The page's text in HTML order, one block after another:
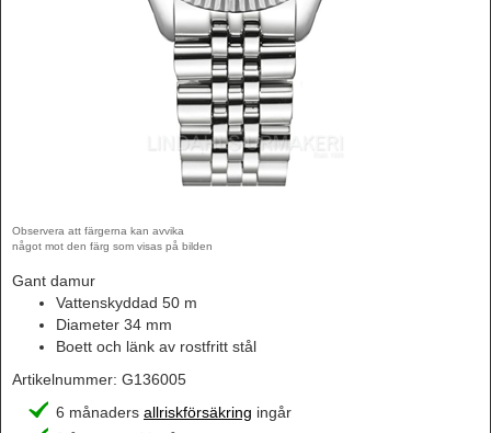
Observera att färgerna kan avvika
något mot den färg som visas på bilden
Gant damur
Vattenskyddad 50 m
Diameter 34 mm
Boett och länk av rostfritt stål
Artikelnummer: G136005
6 månaders allriskförsäkring ingår